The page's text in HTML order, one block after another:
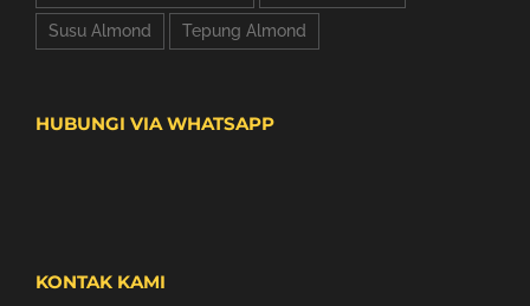
Susu Almond Tepung Almond
HUBUNGI VIA WHATSAPP
KONTAK KAMI